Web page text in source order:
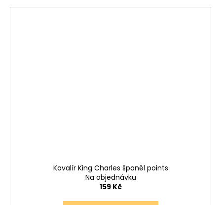
Kavalír King Charles španěl points
Na objednávku
159 Kč